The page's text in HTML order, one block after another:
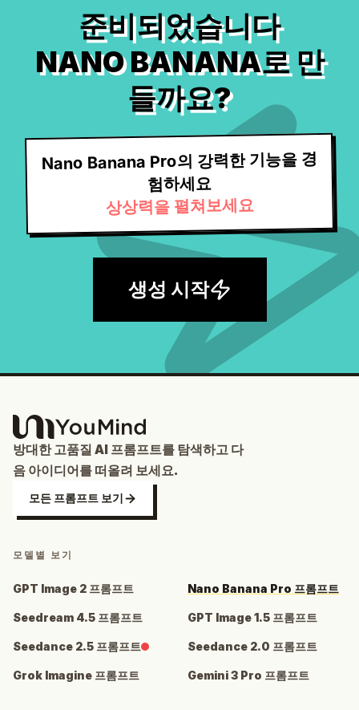
준비되었습니다
NANO BANANA로 만
들까요?
Nano Banana Pro의 강력한 기능을 경
험하세요
상상력을 펼쳐보세요
생성 시작
방대한 고품질 AI 프롬프트를 탐색하고 다
음 아이디어를 떠올려 보세요.
모든 프롬프트 보기
모델별 보기
GPT Image 2 프롬프트 Nano Banana Pro 프롬프트
Seedream 4.5 프롬프트 GPT Image 1.5 프롬프트
Seedance 2.5 프롬프트 Seedance 2.0 프롬프트
Grok Imagine 프롬프트 Gemini 3 Pro 프롬프트